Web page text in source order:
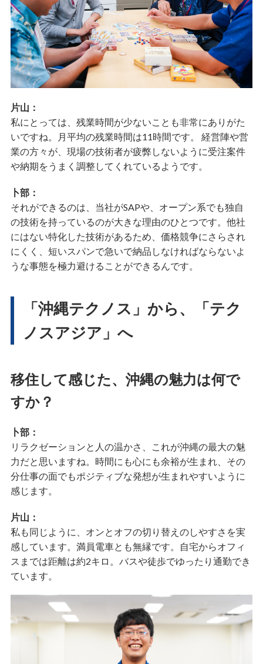
片山：
私にとっては、残業時間が少ないことも非常にありがた
いですね。月平均の残業時間は11時間です。 経営陣や営
業の方々が、現場の技術者が疲弊しないように受注案件
や納期をうまく調整してくれているようです。
卜部：
それができるのは、当社がSAPや、オープン系でも独自
の技術を持っているのが大きな理由のひとつです。他社
にはない特化した技術があるため、価格競争にさらされ
にくく、短いスパンで急いで納品しなければならないよ
うな事態を極力避けることができるんです。
「沖縄テクノス」から、「テク
ノスアジア」へ
移住して感じた、沖縄の魅力は何で
すか？
卜部：
リラクゼーションと人の温かさ、これが沖縄の最大の魅
力だと思いますね。時間にも心にも余裕が生まれ、その
分仕事の面でもポジティブな発想が生まれやすいように
感じます。
片山：
私も同じように、オンとオフの切り替えのしやすさを実
感しています。満員電車とも無縁です。自宅からオフィ
スまでは距離は約2キロ。バスや徒歩でゆったり通勤でき
ています。